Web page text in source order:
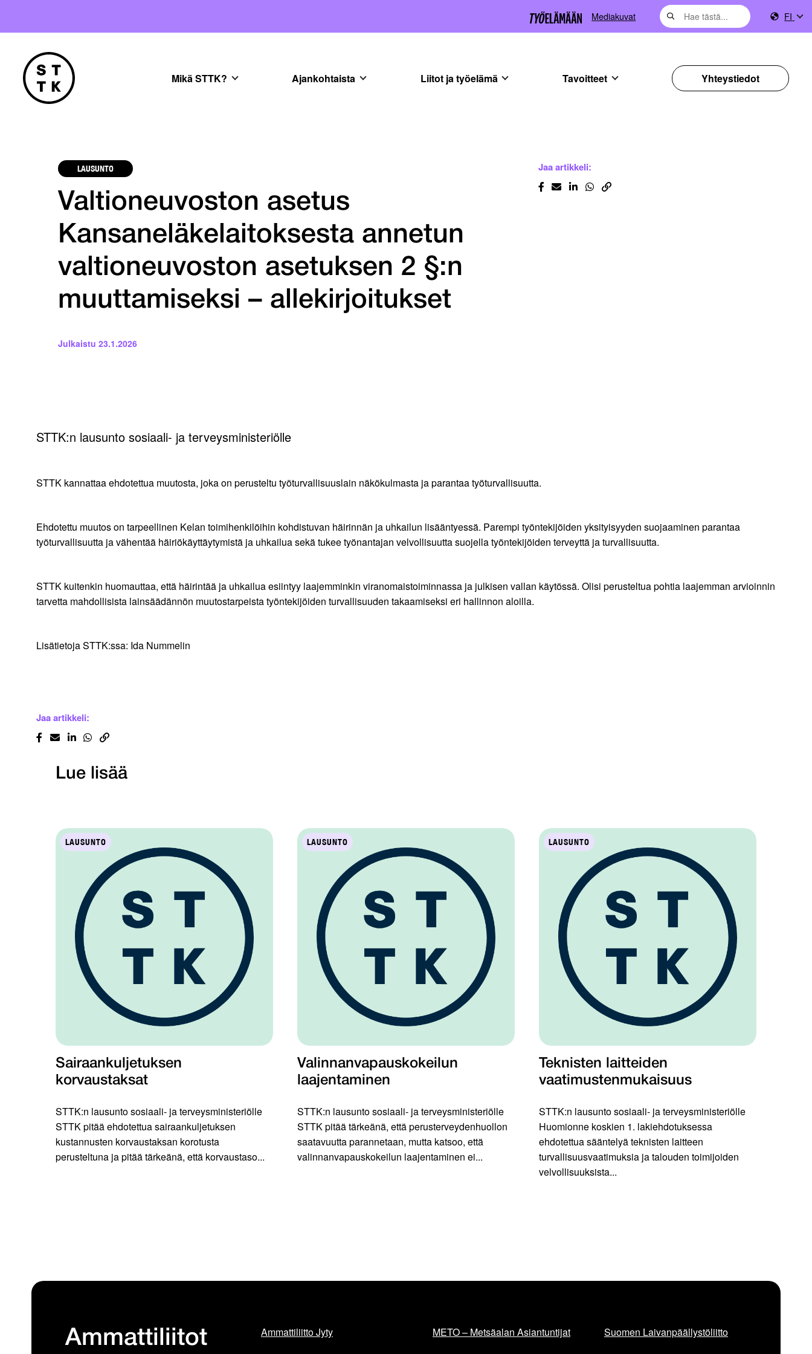
Mediakuvat FI
Mikä STTK? Ajankohtaista Liitot ja työelämä Tavoitteet Yhteystiedot
LAUSUNTO
Valtioneuvoston asetus
Kansaneläkelaitoksesta annetun
valtioneuvoston asetuksen 2 §:n
muuttamiseksi – allekirjoitukset
Julkaistu 23.1.2026
Jaa artikkeli:
STTK:n lausunto sosiaali- ja terveysministeriölle
STTK kannattaa ehdotettua muutosta, joka on perusteltu työturvallisuuslain näkökulmasta ja parantaa työturvallisuutta.
Ehdotettu muutos on tarpeellinen Kelan toimihenkilöihin kohdistuvan häirinnän ja uhkailun lisääntyessä. Parempi työntekijöiden yksityisyyden suojaaminen parantaa
työturvallisuutta ja vähentää häiriökäyttäytymistä ja uhkailua sekä tukee työnantajan velvollisuutta suojella työntekijöiden terveyttä ja turvallisuutta.
STTK kuitenkin huomauttaa, että häirintää ja uhkailua esiintyy laajemminkin viranomaistoiminnassa ja julkisen vallan käytössä. Olisi perusteltua pohtia laajemman arvioinnin
tarvetta mahdollisista lainsäädännön muutostarpeista työntekijöiden turvallisuuden takaamiseksi eri hallinnon aloilla.
Lisätietoja STTK:ssa: Ida Nummelin
Jaa artikkeli:
Lue lisää
LAUSUNTO
Sairaankuljetuksen
korvaustaksat
STTK:n lausunto sosiaali- ja terveysministeriölle
STTK pitää ehdotettua sairaankuljetuksen
kustannusten korvaustaksan korotusta
perusteltuna ja pitää tärkeänä, että korvaustaso...
LAUSUNTO
Valinnanvapauskokeilun
laajentaminen
STTK:n lausunto sosiaali- ja terveysministeriölle
STTK pitää tärkeänä, että perusterveydenhuollon
saatavuutta parannetaan, mutta katsoo, että
valinnanvapauskokeilun laajentaminen ei...
LAUSUNTO
Teknisten laitteiden
vaatimustenmukaisuus
STTK:n lausunto sosiaali- ja terveysministeriölle
Huomionne koskien 1. lakiehdotuksessa
ehdotettua sääntelyä teknisten laitteen
turvallisuusvaatimuksia ja talouden toimijoiden
velvollisuuksista...
Ammattiliitot Ammattiliitto Jyty METO – Metsäalan Asiantuntijat Suomen Laivanpäällystöliitto